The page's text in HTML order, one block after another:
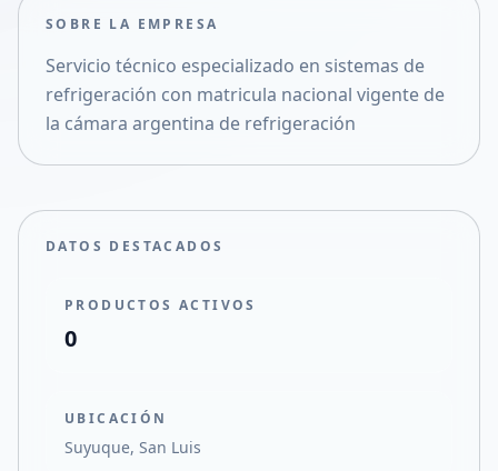
Compartir en X
SOBRE LA EMPRESA
Servicio técnico especializado en sistemas de
refrigeración con matricula nacional vigente de
la cámara argentina de refrigeración
DATOS DESTACADOS
PRODUCTOS ACTIVOS
0
UBICACIÓN
Suyuque, San Luis